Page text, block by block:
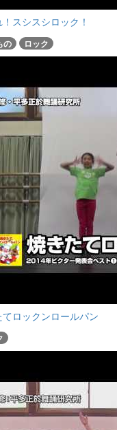
！スシスシロック！
の ロック
ロックンロールパン